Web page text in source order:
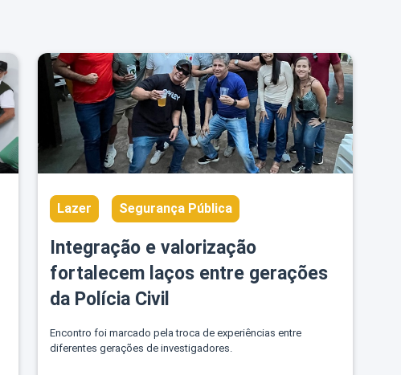
Lazer Segurança Pública
Integração e valorização
fortalecem laços entre gerações
da Polícia Civil
Encontro foi marcado pela troca de experiências entre
diferentes gerações de investigadores.